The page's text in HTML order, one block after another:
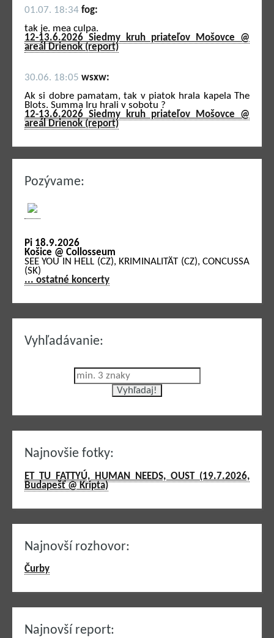
01.07. 18:34 fog:
tak je. mea culpa.
12-13.6.2026 Siedmy kruh priateľov Mošovce @
areál Drienok (report)
30.06. 18:05 wsxw:
Ak si dobre pamatam, tak v piatok hrala kapela The
Blots. Summa Iru hrali v sobotu ?
12-13.6.2026 Siedmy kruh priateľov Mošovce @
areál Drienok (report)
Pozývame:
Pi 18.9.2026
Košice @ Collosseum
SEE YOU IN HELL (CZ), KRIMINALITÄT (CZ), CONCUSSA
(SK)
... ostatné koncerty
Vyhľadávanie:
Najnovšie fotky:
ET TU FATTYÚ, HUMAN NEEDS, OUST (19.7.2026,
Budapešť @ Kripta)
Najnovší rozhovor:
Čurby
Najnovší report: